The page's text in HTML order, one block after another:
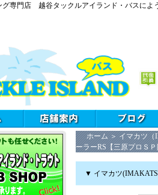
グ専門店 越谷タックルアイランド・バスによ
ホーム ＞ イマカツ
ーラーRS【三原プロＳ
▼ イマカツ